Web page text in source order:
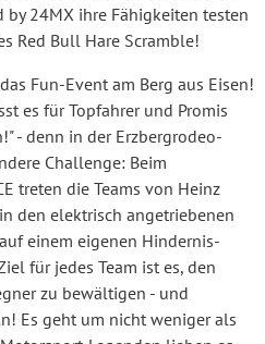
by 24MX ihre Fähigkeiten testen
Red Bull Hare Scramble!
Fun-Event am Berg aus Eisen!
es für Topfahrer und Promis
- denn in der Erzbergrodeo-
Challenge: Beim
treten die Teams von Heinz
den elektrisch angetriebenen
einem eigenen Hindernis-
für jedes Team ist es, den
zu bewältigen - und
Es geht um nicht weniger als